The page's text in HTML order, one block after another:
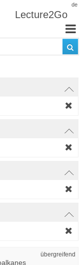
de
Lecture2Go
übergreifend